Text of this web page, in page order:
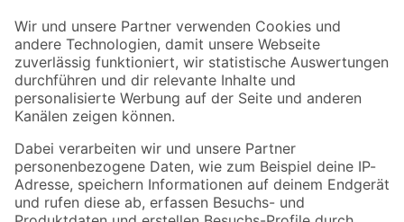
Der toom Newsletter: Keine Angebote und Aktionen mehr verpassen!
Zur Newsletter Anmeldung
Folge uns
Zahlungsarten Versandarten